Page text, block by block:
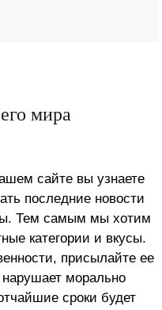
мира
сайте вы узнаете
последние новости
Тем самым мы хотим
категории и вкусы.
присылайте ее
морально
сроки будет